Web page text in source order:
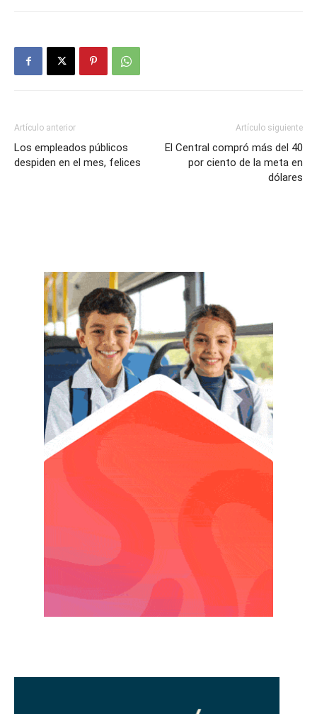
Artículo anterior
Los empleados públicos
despiden en el mes, felices
Artículo siguiente
El Central compró más del 40
por ciento de la meta en
dólares